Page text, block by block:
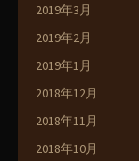
2019年3月
2019年2月
2019年1月
2018年12月
2018年11月
2018年10月